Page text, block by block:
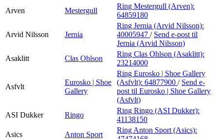
Arven
Mestergull
Ring Mestergull (Arven):
64859180
Arvid Nilsson Jernia
Ring Jernia (Arvid Nilsson):
40005947 / Send e-post til
Jernia (Arvid Nilsson)
Asaklitt
Clas Ohlson
Ring Clas Ohlson (Asaklitt):
23214000
Asfvlt
Eurosko | Shoe
Gallery
Ring Eurosko | Shoe Gallery
(Asfvlt): 64877900 / Send e-
post til Eurosko | Shoe Gallery
(Asfvlt)
ASI Dukker
Ringo
Ring Ringo (ASI Dukker):
41138150
Asics
Anton Sport
Ring Anton Sport (Asics):